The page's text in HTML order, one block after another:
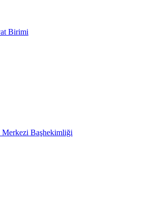
Birimi
Başhekimliği